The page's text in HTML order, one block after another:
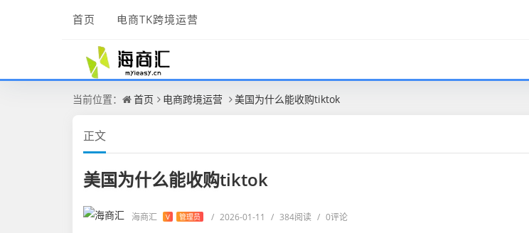
首页 电商TK跨境运营
当前位置： 首页 电商跨境运营 美国为什么能收购tiktok
正文
美国为什么能收购tiktok
海商汇 V 管理员 / 2026-01-11 / 384阅读 / 0评论